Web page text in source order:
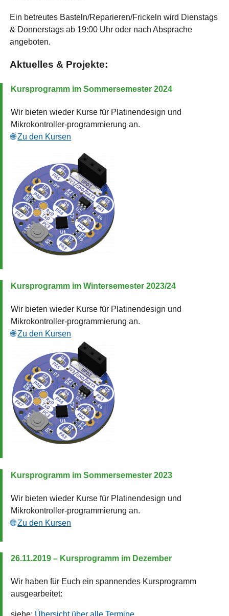
Ein betreutes Basteln/Reparieren/Frickeln wird Dienstags
& Donnerstags ab 19:00 Uhr oder nach Absprache
angeboten.
Aktuelles & Projekte:
Kursprogramm im Sommersemester 2024
Wir bieten wieder Kurse für Platinendesign und
Mikrokontroller-programmierung an.
Zu den Kursen
Kursprogramm im Wintersemester 2023/24
Wir bieten wieder Kurse für Platinendesign und
Mikrokontroller-programmierung an.
Zu den Kursen
Kursprogramm im Sommersemester 2023
Wir bieten wieder Kurse für Platinendesign und
Mikrokontroller-programmierung an.
Zu den Kursen
26.11.2019 – Kursprogramm im Dezember
Wir haben für Euch ein spannendes Kursprogramm
ausgearbeitet: